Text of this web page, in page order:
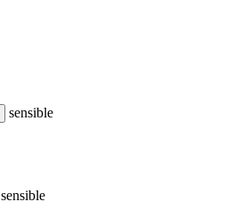
sensible
sensible